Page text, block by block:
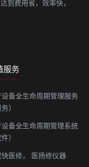
到费用省，效率快，
服务
设备全生命周期管理服务
）
设备全生命周期管理系统
）
医修，
医扬修仪器